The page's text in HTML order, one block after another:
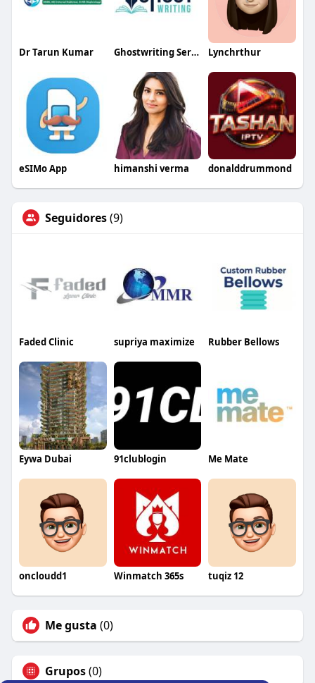
Dr Tarun Kumar Ghostwriting Services Lynchrthur
eSIMo App himanshi verma donalddrummond
Seguidores(9)
Faded Clinic supriya maximize Rubber Bellows
Eywa Dubai 91clublogin Me Mate
oncloudd1 Winmatch 365s tuqiz 12
Me gusta (0)
Grupos(0)